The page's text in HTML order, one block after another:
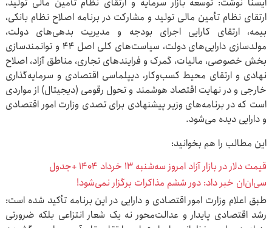
ارتقای نظام تأمین مالی تولید و مشارکت در برنامه اصلاح نظام بانکی،
بیمه، ارتقای کارایی اجرای بودجه و مدیریت بدهی‌های دولت،
مولدسازی دارایی‌های دولت، سیاست‌های کلی اصل ۴۴ و توانمندسازی
بخش خصوصی، مالیات، گمرک و فرایندهای تجاری، مناطق آزاد، اصلاح
نهادی و ارتقای محیط کسب‌وکار، دیپلماسی اقتصادی و سرمایه‌گذاری
خارجی و در نهایت اقتصاد هوشمند و تحول رقومی (دیجیتال) از مواردی
است که در برنامه‌های وزیر پیشنهادی برای تصدی وزارت امور اقتصادی
و دارایی دیده می‌شود.
این مطالب را هم بخوانید:
قیمت دلار در بازار آزاد امروز سه‌شنبه ۱۳ خرداد ۱۴۰۴ +جدول
سی‌ان‌ان خبر داد: دور ششم مذاکرات برگزار نمی‌شود!
طبق اعلام وزارت امور اقتصادی و دارایی در این برنامه تأکید شده است:
رشد اقتصادی پایدار و عدالت‌محور نه یک شعار انتزاعی بلکه ضرورتی